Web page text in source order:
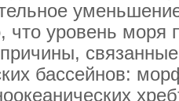
что уровень моря
бассейнов: